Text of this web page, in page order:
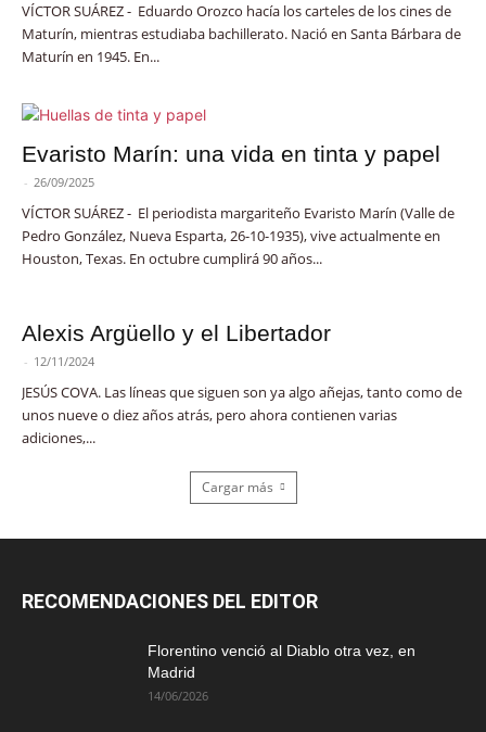
VÍCTOR SUÁREZ - Eduardo Orozco hacía los carteles de los cines de
Maturín, mientras estudiaba bachillerato. Nació en Santa Bárbara de
Maturín en 1945. En...
Evaristo Marín: una vida en tinta y papel
- 26/09/2025
VÍCTOR SUÁREZ - El periodista margariteño Evaristo Marín (Valle de
Pedro González, Nueva Esparta, 26-10-1935), vive actualmente en
Houston, Texas. En octubre cumplirá 90 años...
Alexis Argüello y el Libertador
- 12/11/2024
JESÚS COVA. Las líneas que siguen son ya algo añejas, tanto como de
unos nueve o diez años atrás, pero ahora contienen varias
adiciones,...
Cargar más
RECOMENDACIONES DEL EDITOR
Florentino venció al Diablo otra vez, en
Madrid
14/06/2026